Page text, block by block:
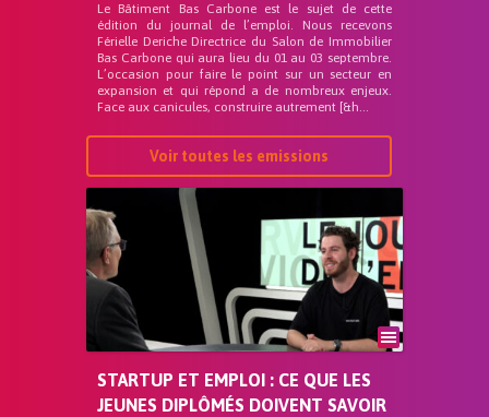
Le Bâtiment Bas Carbone est le sujet de cette
édition du journal de l’emploi. Nous recevons
Férielle Deriche Directrice du Salon de Immobilier
Bas Carbone qui aura lieu du 01 au 03 septembre.
L’occasion pour faire le point sur un secteur en
expansion et qui répond a de nombreux enjeux.
Face aux canicules, construire autrement [&h...
Voir toutes les emissions
STARTUP ET EMPLOI : CE QUE LES
JEUNES DIPLÔMÉS DOIVENT SAVOIR